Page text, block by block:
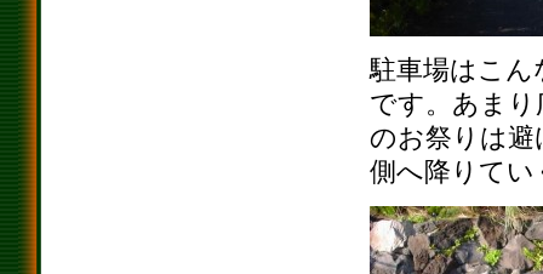
駐車場はこん
です。あま
のお祭りは避
側へ降りてい